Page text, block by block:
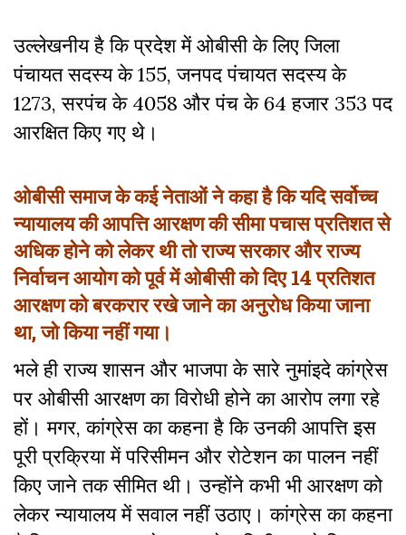
उल्लेखनीय है कि प्रदेश में ओबीसी के लिए जिला
पंचायत सदस्य के 155, जनपद पंचायत सदस्य के
1273, सरपंच के 4058 और पंच के 64 हजार 353 पद
आरक्षित किए गए थे।
ओबीसी समाज के कई नेताओं ने कहा है कि यदि सर्वोच्च
न्यायालय की आपत्ति आरक्षण की सीमा पचास प्रतिशत से
अधिक होने को लेकर थी तो राज्य सरकार और राज्य
निर्वाचन आयोग को पूर्व में ओबीसी को दिए 14 प्रतिशत
आरक्षण को बरकरार रखे जाने का अनुरोध किया जाना
था, जो किया नहीं गया।
भले ही राज्य शासन और भाजपा के सारे नुमांइदे कांग्रेस
पर ओबीसी आरक्षण का विरोधी होने का आरोप लगा रहे
हों। मगर, कांग्रेस का कहना है कि उनकी आपत्ति इस
पूरी प्रक्रिया में परिसीमन और रोटेशन का पालन नहीं
किए जाने तक सीमित थी। उन्होंने कभी भी आरक्षण को
लेकर न्यायालय में सवाल नहीं उठाए। कांग्रेस का कहना